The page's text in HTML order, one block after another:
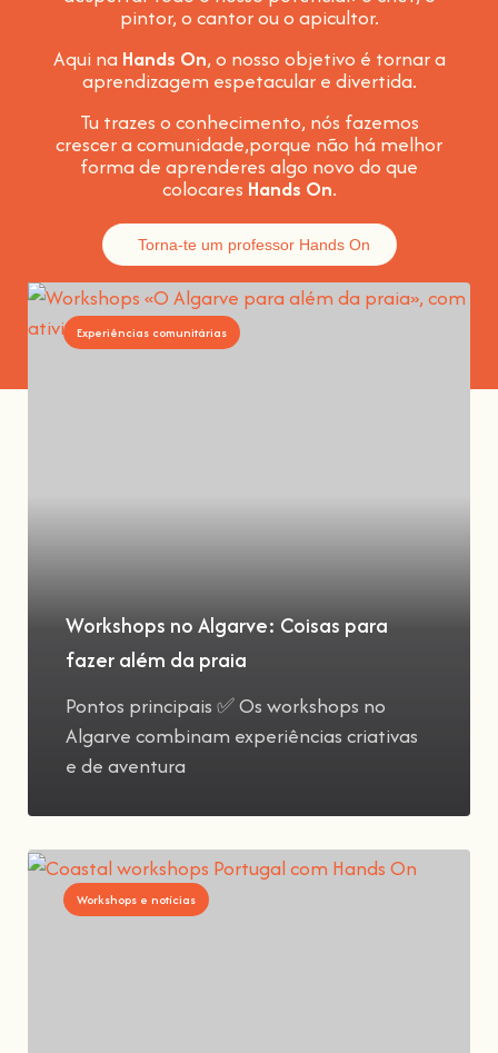
pintor, o cantor ou o apicultor.
Aqui na Hands On, o nosso objetivo é tornar a
aprendizagem espetacular e divertida.
Tu trazes o conhecimento, nós fazemos
crescer a comunidade,porque não há melhor
forma de aprenderes algo novo do que
colocares Hands On.
Torna-te um professor Hands On
Experiências comunitárias
Workshops no Algarve: Coisas para
fazer além da praia
Pontos principais ✅ Os workshops no
Algarve combinam experiências criativas
e de aventura
Workshops e notícias